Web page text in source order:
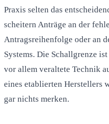
Praxis selten das
scheitern Anträge an der
Antragsreihenfolge oder an
Systems. Die Schallgrenze
vor allem veraltete Technik
eines etablierten Herstellers
gar nichts merken.